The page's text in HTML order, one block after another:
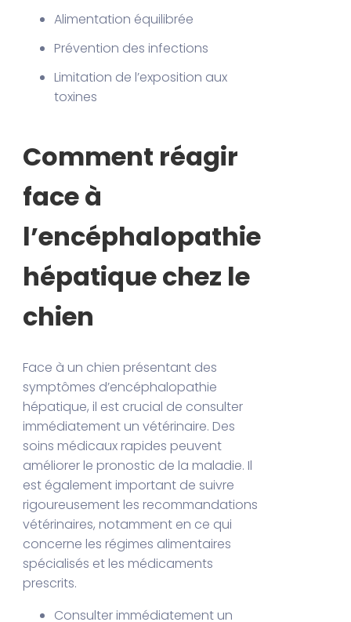
Alimentation équilibrée
Prévention des infections
Limitation de l’exposition aux
toxines
Comment réagir
face à
l’encéphalopathie
hépatique chez le
chien
Face à un chien présentant des
symptômes d’encéphalopathie
hépatique, il est crucial de consulter
immédiatement un vétérinaire. Des
soins médicaux rapides peuvent
améliorer le pronostic de la maladie. Il
est également important de suivre
rigoureusement les recommandations
vétérinaires, notamment en ce qui
concerne les régimes alimentaires
spécialisés et les médicaments
prescrits.
Consulter immédiatement un